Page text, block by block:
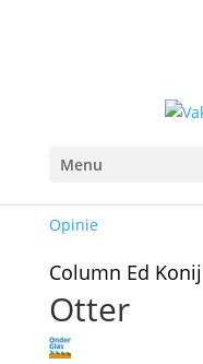
Menu
Opinie
Column Ed
Otter